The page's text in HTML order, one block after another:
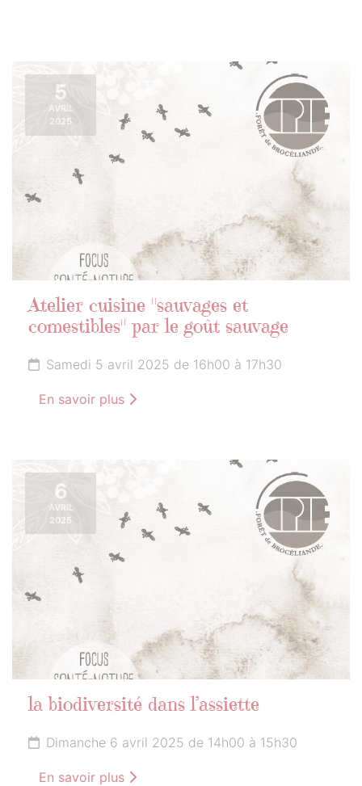
5
AVRIL
2025
Atelier cuisine "sauvages et
comestibles" par le goût sauvage
Samedi 5 avril 2025 de 16h00 à 17h30
En savoir plus
6
AVRIL
2025
la biodiversité dans l’assiette
Dimanche 6 avril 2025 de 14h00 à 15h30
En savoir plus